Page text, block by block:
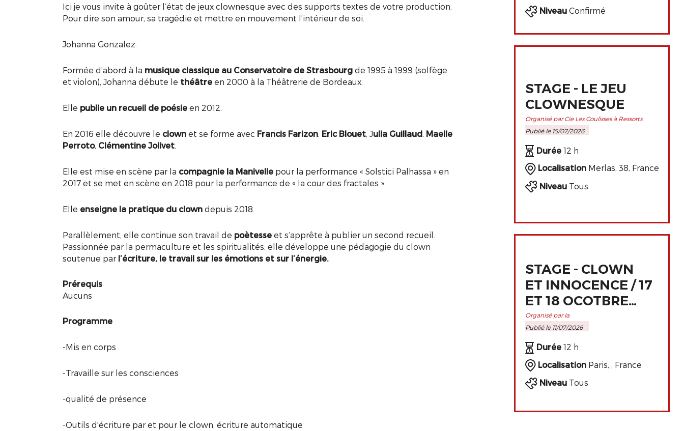
Ici je vous invite à goûter l’état de jeux clownesque avec des supports textes de votre production.
Pour dire son amour, sa tragédie et mettre en mouvement l’intérieur de soi.
Johanna Gonzalez:
Formée d’abord à la musique classique au Conservatoire de Strasbourg de 1995 à 1999 (solfège
et violon), Johanna débute le théâtreen 2000 à la Théâtrerie de Bordeaux.
Elle publie un recueil de poésieen 2012.
En 2016 elle découvre le clownet se forme avec Francis Farizon, Eric Blouet, Julia Guillaud, Maelle
Perroto, Clémentine Jolivet.
Elle est mise en scène par la compagnie la Manivellepour la performance « Solstici Palhassa » en
2017 et se met en scène en 2018 pour la performance de « la cour des fractales ».
Elle enseigne la pratique du clowndepuis 2018.
Parallèlement, elle continue son travail de poètesseet s’apprête à publier un second recueil.
Passionnée par la permaculture et les spiritualités, elle développe une pédagogie du clown
soutenue par l’écriture, le travail sur les émotions et sur l’énergie.
Prérequis
Aucuns
Programme
-Mis en corps
-Travaille sur les consciences
-qualité de présence
-Outils d'écriture par et pour le clown, écriture automatique
NiveauConfirmé
STAGE - LE JEU
CLOWNESQUE
Organisé par Cie Les Coulisses à Ressorts
Publié le 15/07/2026
Durée12 h
LocalisationMerlas, 38, France
NiveauTous
STAGE - CLOWN
ET INNOCENCE / 17
ET 18 OCOTBRE
2026 À PARIS
Organisé par la
Publié le 11/07/2026
Durée12 h
LocalisationParis, , France
NiveauTous